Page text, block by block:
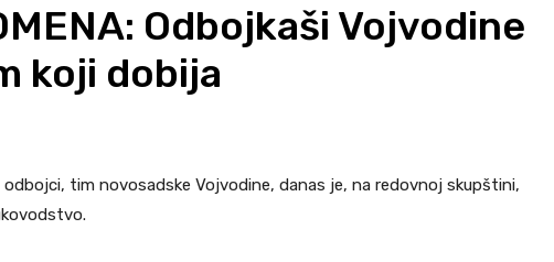
Odbojkaši Vojvodine
koji dobija
odbojci, tim novosadske Vojvodine, danas je, na redovnoj skupštini,